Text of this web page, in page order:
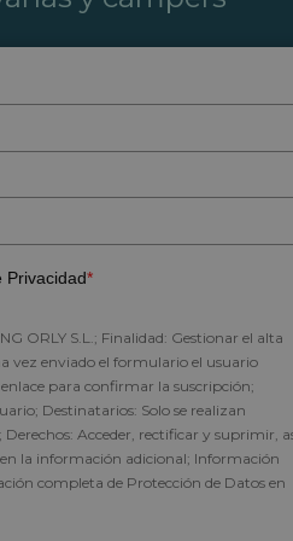
Privacidad*
ORLY S.L.; Finalidad: Gestionar el alta
vez enviado el formulario el usuario
para confirmar la suscripción;
Destinatarios: Solo se realizan
Derechos: Acceder, rectificar y suprimir,
la información adicional; Información
completa de Protección de Datos en
estos consejos
de una acampada a